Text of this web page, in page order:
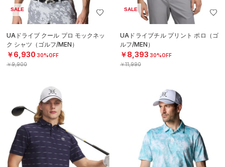
SALE
UAドライブ クール プロ モックネッ
ク シャツ（ゴルフ/MEN）
￥6,930 30%OFF
￥9,900
SALE
UAドライブチル プリント ポロ（ゴ
ルフ/MEN）
￥8,393 30%OFF
￥11,990